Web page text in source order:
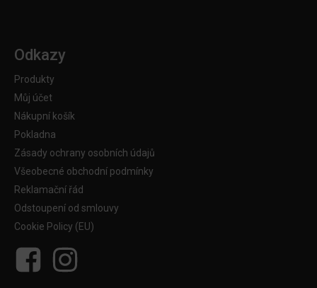
Odkazy
Produkty
Můj účet
Nákupní košík
Pokladna
Zásady ochrany osobních údajů
Všeobecné obchodní podmínky
Reklamační řád
Odstoupení od smlouvy
Cookie Policy (EU)